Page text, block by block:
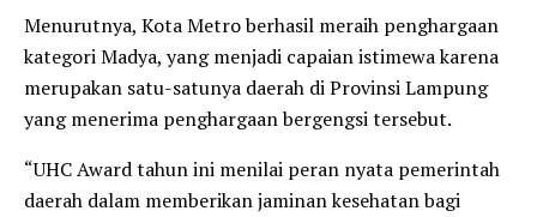
Menurutnya, Kota Metro berhasil meraih penghargaan
kategori Madya, yang menjadi capaian istimewa karena
merupakan satu-satunya daerah di Provinsi Lampung
yang menerima penghargaan bergengsi tersebut.
“UHC Award tahun ini menilai peran nyata pemerintah
daerah dalam memberikan jaminan kesehatan bagi